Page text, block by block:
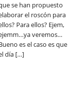
se han propuesto
el roscón para
Para ellos? Ejem,
veremos…
es el caso es que
día […]